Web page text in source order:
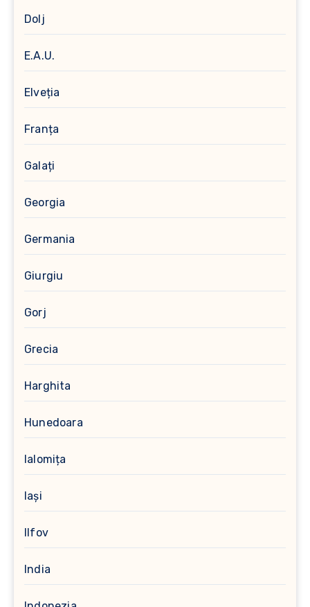
Dolj
E.A.U.
Elveția
Franța
Galați
Georgia
Germania
Giurgiu
Gorj
Grecia
Harghita
Hunedoara
Ialomița
Iași
Ilfov
India